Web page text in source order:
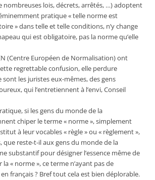
nombreuses lois, décrets, arrêtés, …) adoptent
pratique « telle norme est
» dans telle et telle conditions, n’y change
qui est obligatoire, pas la norme qu’elle
(Centre Européen de Normalisation) ont
regrettable confusion, elle perdure
sont les juristes eux-mêmes, des gens
qui l’entretiennent à l’envi, Conseil
si les gens du monde de la
chiper le terme « norme », simplement
à leur vocables « règle » ou « règlement »,
que reste-t-il aux gens du monde de la
substantif pour désigner l’essence même de
« norme », ce terme n’ayant pas de
français ? Bref tout cela est bien déplorable.